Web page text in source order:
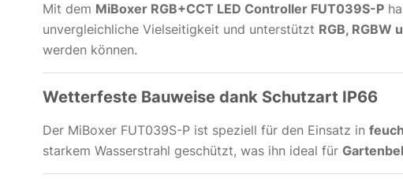
Mit dem MiBoxer RGB+CCT LED Controller FUT039S-P
unvergleichliche Vielseitigkeit und unterstützt RGB, RGBW
werden können.
Wetterfeste Bauweise dank Schutzart IP66
Der MiBoxer FUT039S-P ist speziell für den Einsatz in
starkem Wasserstrahl geschützt, was ihn ideal für